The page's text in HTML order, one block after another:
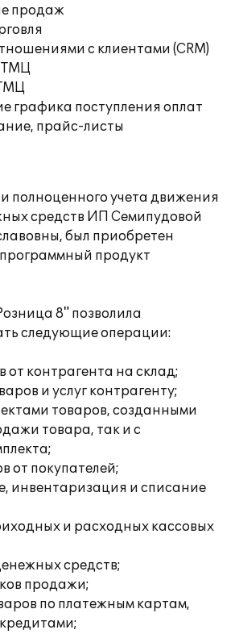
продаж
с клиентами (CRM)
ТМЦ
графика поступления оплат
прайс-листы
полноценного учета движения
средств ИП Семипудовой
был приобретен
продукт
8" позволила
следующие операции:
от контрагента на склад;
и услуг контрагенту;
товаров, созданными
товара, так и с
от покупателей;
инвентаризация и списание
и расходных кассовых
средств;
продажи;
по платежным картам,